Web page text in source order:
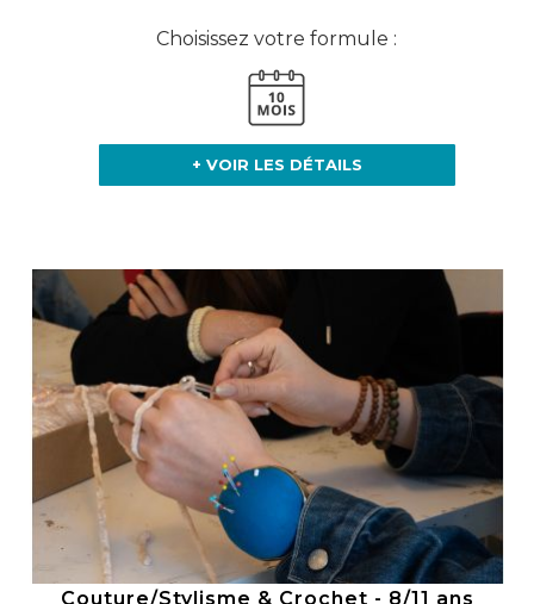
Choisissez votre formule :
+ VOIR LES DÉTAILS
Couture/Stylisme & Crochet - 8/11 ans